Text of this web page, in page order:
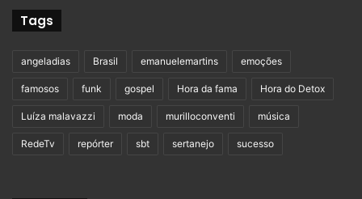
Tags
angeladias Brasil emanuelemartins emoções
famosos funk gospel Hora da fama Hora do Detox
Luíza malavazzi moda murilloconventi música
RedeTv repórter sbt sertanejo sucesso